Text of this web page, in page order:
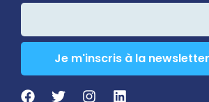
Je m'inscris à la
Company